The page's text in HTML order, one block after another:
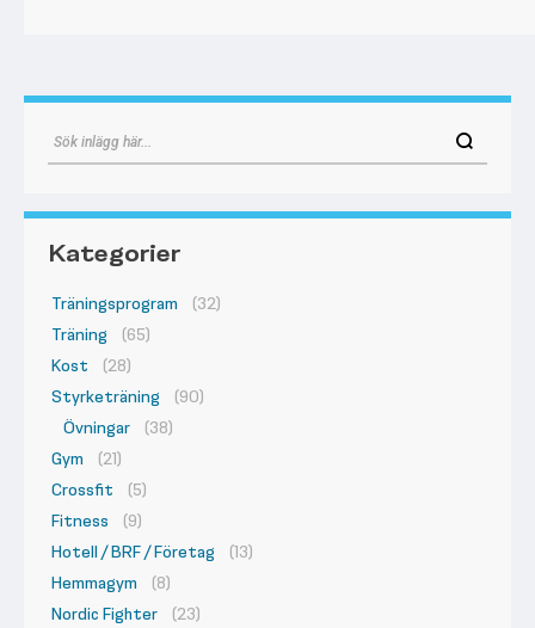
Kategorier
Träningsprogram
(32)
Träning
(65)
Kost
(28)
Styrketräning
(90)
Övningar
(38)
Gym
(21)
Crossfit
(5)
Fitness
(9)
Hotell / BRF / Företag
(13)
Hemmagym
(8)
Nordic Fighter
(23)